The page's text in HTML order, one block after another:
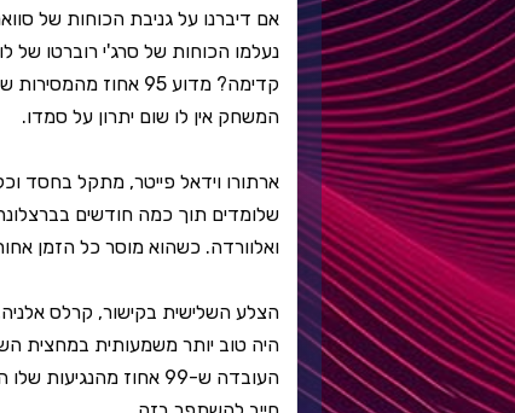
אם דיברנו על גניבת הכוחות של
נעלמו הכוחות של סרג'י רוברטו
קדימה? מדוע 95
המשחק אין לו שום יתרון על סמדו.
ארתורו וידאל פייטר, מתקל בחסד
שלומדים תוך כמה חודשים
ואלוורדה. כשהוא מוסר כל הזמן
הצלע השלישית בקישור, קרלס
העובדה ש-99 אחוז